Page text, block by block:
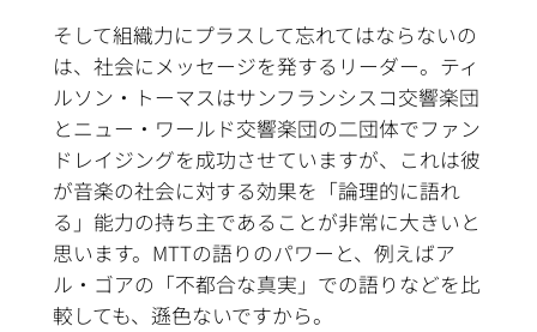
そして組織力にプラスして忘れてはならないの
は、社会にメッセージを発するリーダー。ティ
ルソン・トーマスはサンフランシスコ交響楽団
とニュー・ワールド交響楽団の二団体でファン
ドレイジングを成功させていますが、これは彼
が音楽の社会に対する効果を「論理的に語れ
る」能力の持ち主であることが非常に大きいと
思います。MTTの語りのパワーと、例えばア
ル・ゴアの「不都合な真実」での語りなどを比
較しても、遜色ないですから。